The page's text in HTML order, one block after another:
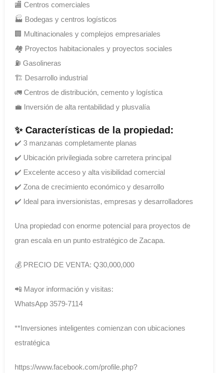
🏬 Centros comerciales
🏭 Bodegas y centros logísticos
🏢 Multinacionales y complejos empresariales
🏘️ Proyectos habitacionales y proyectos sociales
⛽ Gasolineras
🏗️ Desarrollo industrial
🚛 Centros de distribución, cemento y logística
💼 Inversión de alta rentabilidad y plusvalía
✨ Características de la propiedad:
✔️ 3 manzanas completamente planas
✔️ Ubicación privilegiada sobre carretera principal
✔️ Excelente acceso y alta visibilidad comercial
✔️ Zona de crecimiento económico y desarrollo
✔️ Ideal para inversionistas, empresas y desarrolladores
Una propiedad con enorme potencial para proyectos de
gran escala en un punto estratégico de Zacapa.
💰 PRECIO DE VENTA: Q30,000,000
📲 Mayor información y visitas:
WhatsApp 3579-7114
**Inversiones inteligentes comienzan con ubicaciones
estratégica
https://www.facebook.com/profile.php?